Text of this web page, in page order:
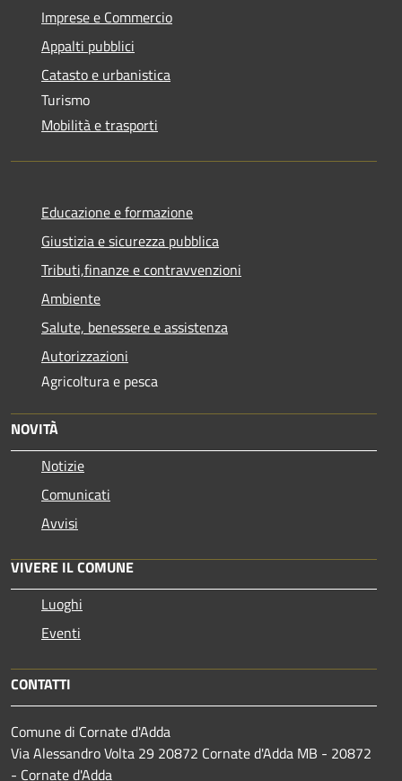
Imprese e Commercio
Appalti pubblici
Catasto e urbanistica
Turismo
Mobilità e trasporti
Educazione e formazione
Giustizia e sicurezza pubblica
Tributi,finanze e contravvenzioni
Ambiente
Salute, benessere e assistenza
Autorizzazioni
Agricoltura e pesca
NOVITÀ
Notizie
Comunicati
Avvisi
VIVERE IL COMUNE
Luoghi
Eventi
CONTATTI
Comune di Cornate d'Adda
Via Alessandro Volta 29 20872 Cornate d'Adda MB - 20872
- Cornate d'Adda